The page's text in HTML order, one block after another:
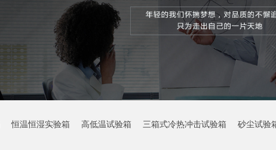
恒温恒湿实验箱 高低温试验箱 三箱式冷热冲击试验箱 砂尘试验